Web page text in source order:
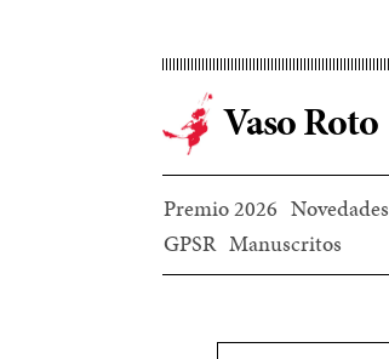
contenido
principalVaso Roto
Premio 2026 Novedades
GPSR Manuscritos